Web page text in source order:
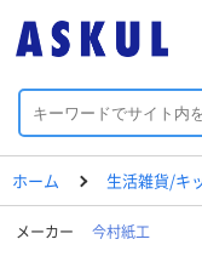
ホーム 生活雑貨/キ
メーカー 今村紙工